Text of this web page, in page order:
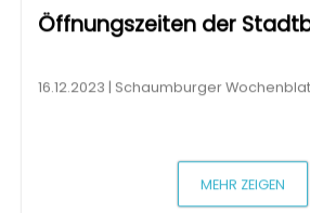
Öffnungszeiten der
16.12.2023 | Schaumburger
MEHR ZEIGEN